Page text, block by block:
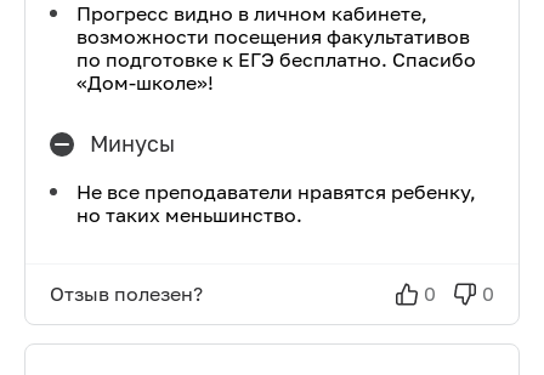
Прогресс видно в личном кабинете,
возможности посещения факультативов
по подготовке к ЕГЭ бесплатно. Спасибо
«Дом-школе»!
Минусы
Не все преподаватели нравятся ребенку,
но таких меньшинство.
Отзыв полезен? 0 0